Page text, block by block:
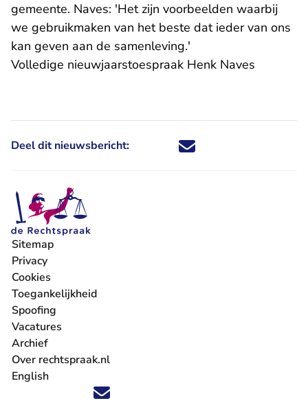
gemeente. Naves: 'Het zijn voorbeelden waarbij
we gebruikmaken van het beste dat ieder van ons
kan geven aan de samenleving.'
Volledige nieuwjaarstoespraak Henk Naves
Deel dit nieuwsbericht: Deel dit nieuwsbericht via X -
Deel dit nieuwsbericht via
Deel dit nieuwsbericht
Deel dit
Volg ons op X (Twitter) - U verlaat Rechtspraak.nl
Volg ons op Facebook - U verlaat Rechtspraak.nl
Volg ons op Instagram - U verlaat Rechtspraak.nl
Volg ons op Youtube - U verlaat Rechtspraak.nl
Volg ons op LinkedIn - U verlaat
'Blijf op de hoogte' nieuwsbrief - U verlaat
Sitemap
Privacy
Cookies
Toegankelijkheid
Spoofing
Vacatures
- U verlaat Rechtspraak.nl
Archief
Over rechtspraak.nl
English